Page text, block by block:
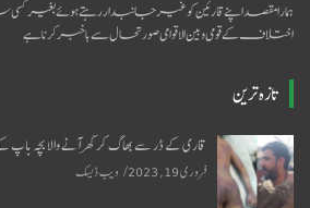
ہمارا مقصد اپنے قارئین کو غیر جانبدار رہتے ہوئے بغیر کسی
اختلاف کے قومی و بین الاقوامی صورتحال سےباخبر کرنا ہے
تازہ ترین
قاری کے ڈر سے بھاگ کر گھر آنے والا بچہ
فروری 19, 2023 ویب ڈیسک